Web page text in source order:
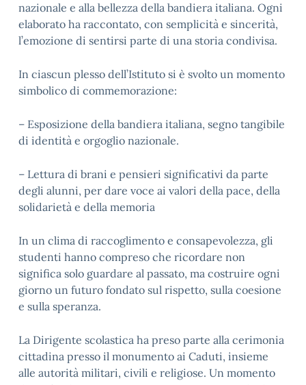
nazionale e alla bellezza della bandiera italiana. Ogni
elaborato ha raccontato, con semplicità e sincerità,
l’emozione di sentirsi parte di una storia condivisa.
In ciascun plesso dell’Istituto si è svolto un momento
simbolico di commemorazione:
– Esposizione della bandiera italiana, segno tangibile
di identità e orgoglio nazionale.
– Lettura di brani e pensieri significativi da parte
degli alunni, per dare voce ai valori della pace, della
solidarietà e della memoria
In un clima di raccoglimento e consapevolezza, gli
studenti hanno compreso che ricordare non
significa solo guardare al passato, ma costruire ogni
giorno un futuro fondato sul rispetto, sulla coesione
e sulla speranza.
La Dirigente scolastica ha preso parte alla cerimonia
cittadina presso il monumento ai Caduti, insieme
alle autorità militari, civili e religiose. Un momento